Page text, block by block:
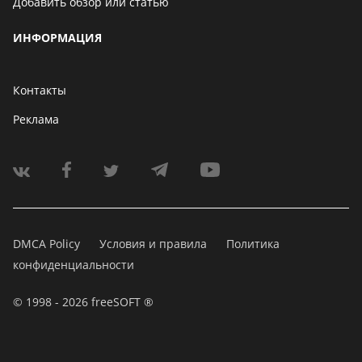
ИНФОРМАЦИЯ
Контакты
Реклама
DMCA Policy Условия и правила
Политика
конфиденциальности
© 1998 - 2026 freeSOFT ®